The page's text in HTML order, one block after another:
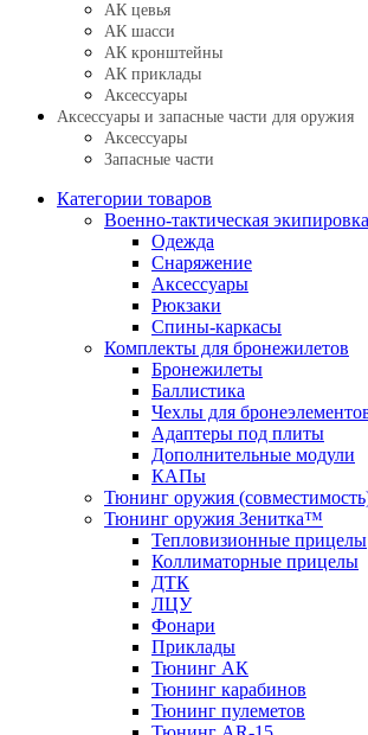
АК цевья
АК шасси
АК кронштейны
АК приклады
Аксессуары
Аксессуары и запасные части для оружия
Аксессуары
Запасные части
Категории товаров
Военно-тактическая
Одежда
Снаряжение
Аксессуары
Рюкзаки
Спины-каркасы
Комплекты для бронежилетов
Бронежилеты
Баллистика
Чехлы для
Адаптеры под плиты
Дополнительные модули
КАПы
Тюнинг оружия
Тюнинг оружия Зенитка™
Тепловизионные прицелы
Коллиматорные прицелы
ДТК
ЛЦУ
Фонари
Приклады
Тюнинг АК
Тюнинг карабинов
Тюнинг пулеметов